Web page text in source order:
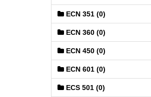
ECN 351 (0)
ECN 360 (0)
ECN 450 (0)
ECN 601 (0)
ECS 501 (0)